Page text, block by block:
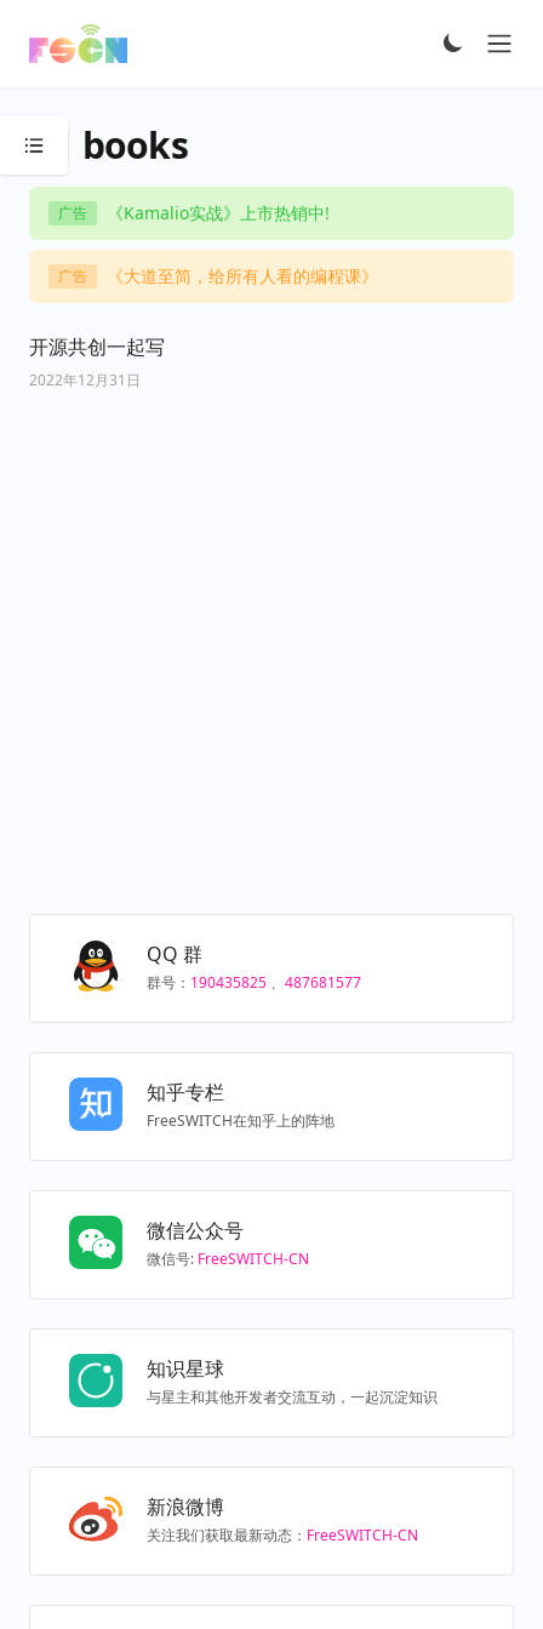
📒 books
广告 《Kamalio实战》上市热销中!
广告 《大道至简，给所有人看的编程课》
开源共创一起写
2022年12月31日
Open sidebar
QQ 群
群号： 190435825 、 487681577
知乎专栏
FreeSWITCH在知乎上的阵地
微信公众号
微信号: FreeSWITCH-CN
知识星球
与星主和其他开发者交流互动，一起沉淀知识
新浪微博
关注我们获取最新动态： FreeSWITCH-CN